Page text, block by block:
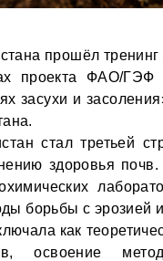
прошёл
проекта ФАО/ГЭФ
засухи и
стал третьей
здоровья почв.
борьбы с эрозией
как
освоение